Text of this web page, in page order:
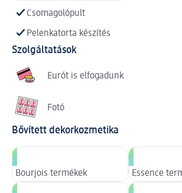
Csomagolópult
Pelenkatorta készítés
Szolgáltatások
Eurót is elfogadunk
Fotó
Bővített dekorkozmetika
Bourjois termékek Essence